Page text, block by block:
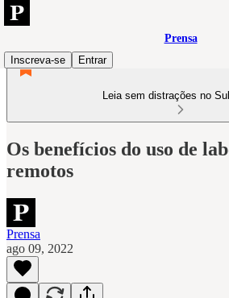
Prensa
Inscreva-se
Entrar
Leia sem distrações no
Os benefícios do uso de
remotos
Prensa
ago 09, 2022